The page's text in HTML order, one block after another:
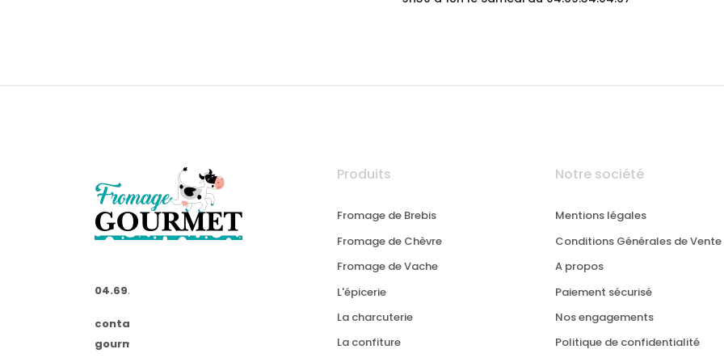
04.69.34.04.67
contact@fromage-
gourmet.fr
Produits
Fromage de Brebis
Fromage de Chèvre
Fromage de Vache
L'épicerie
La charcuterie
La confiture
Notre société
Mentions légales
Conditions Générales de Vente
A propos
Paiement sécurisé
Nos engagements
Politique de confidentialité